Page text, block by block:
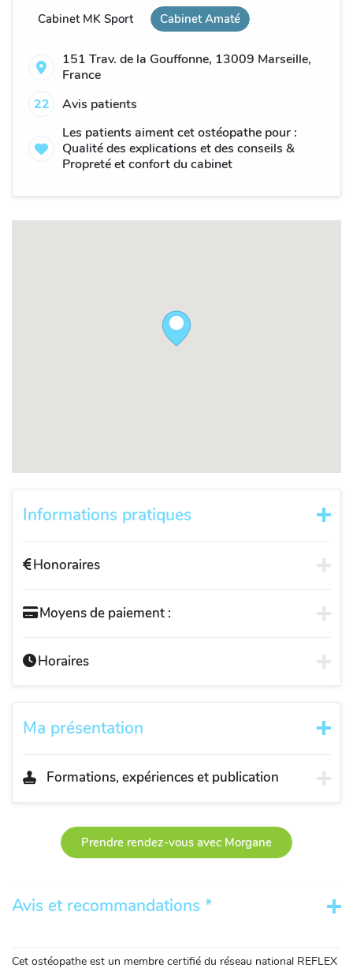
Cabinet MK Sport Cabinet Amaté
151 Trav. de la Gouffonne, 13009 Marseille,
France
22
Avis patients
Les patients aiment cet ostéopathe pour :
Qualité des explications et des conseils &
Propreté et confort du cabinet
Informations pratiques
Honoraires
Moyens de paiement :
Horaires
Ma présentation
Formations, expériences et publication
Prendre rendez-vous avec Morgane
Avis et recommandations *
Cet ostéopathe est un membre certifié du réseau national REFLEX